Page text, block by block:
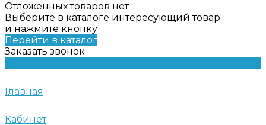
Отложенных товаров нет
Выберите в каталоге интересующий товар
и нажмите кнопку
Перейти в каталог
Заказать звонок
Главная
Кабинет